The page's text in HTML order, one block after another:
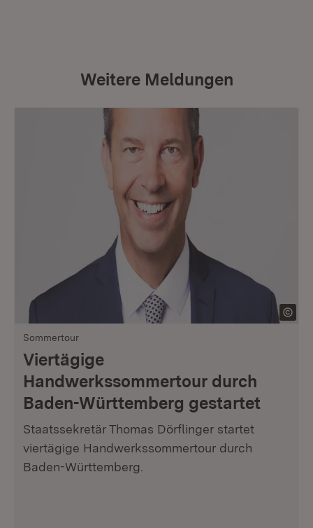
Weitere Meldungen
Sommertour
Viertägige
Handwerkssommertour durch
Baden-Württemberg gestartet
Staatssekretär Thomas Dörflinger startet
viertägige Handwerkssommertour durch
Baden-Württemberg.